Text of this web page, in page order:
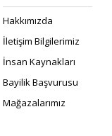
Hakkımızda
İletişim Bilgilerimiz
İnsan Kaynakları
Bayilik Başvurusu
Mağazalarımız